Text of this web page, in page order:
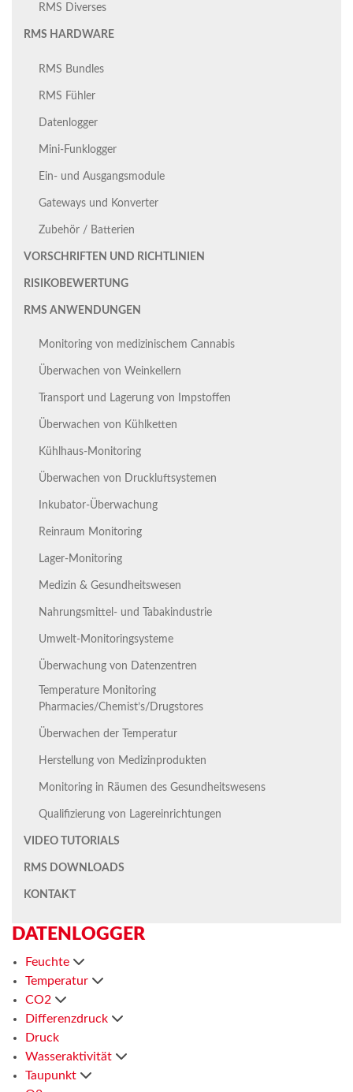
RMS Diverses
RMS HARDWARE
RMS Bundles
RMS Fühler
Datenlogger
Mini-Funklogger
Ein- und Ausgangsmodule
Gateways und Konverter
Zubehör / Batterien
VORSCHRIFTEN UND RICHTLINIEN
RISIKOBEWERTUNG
RMS ANWENDUNGEN
Monitoring von medizinischem Cannabis
Überwachen von Weinkellern
Transport und Lagerung von Impstoffen
Überwachen von Kühlketten
Kühlhaus-Monitoring
Überwachen von Druckluftsystemen
Inkubator-Überwachung
Reinraum Monitoring
Lager-Monitoring
Medizin & Gesundheitswesen
Nahrungsmittel- und Tabakindustrie
Umwelt-Monitoringsysteme
Überwachung von Datenzentren
Temperature Monitoring
Pharmacies/Chemist’s/Drugstores
Überwachen der Temperatur
Herstellung von Medizinprodukten
Monitoring in Räumen des Gesundheitswesens
Qualifizierung von Lagereinrichtungen
VIDEO TUTORIALS
RMS DOWNLOADS
KONTAKT
DATENLOGGER
Feuchte
Temperatur
CO2
Differenzdruck
Druck
Wasseraktivität
Taupunkt